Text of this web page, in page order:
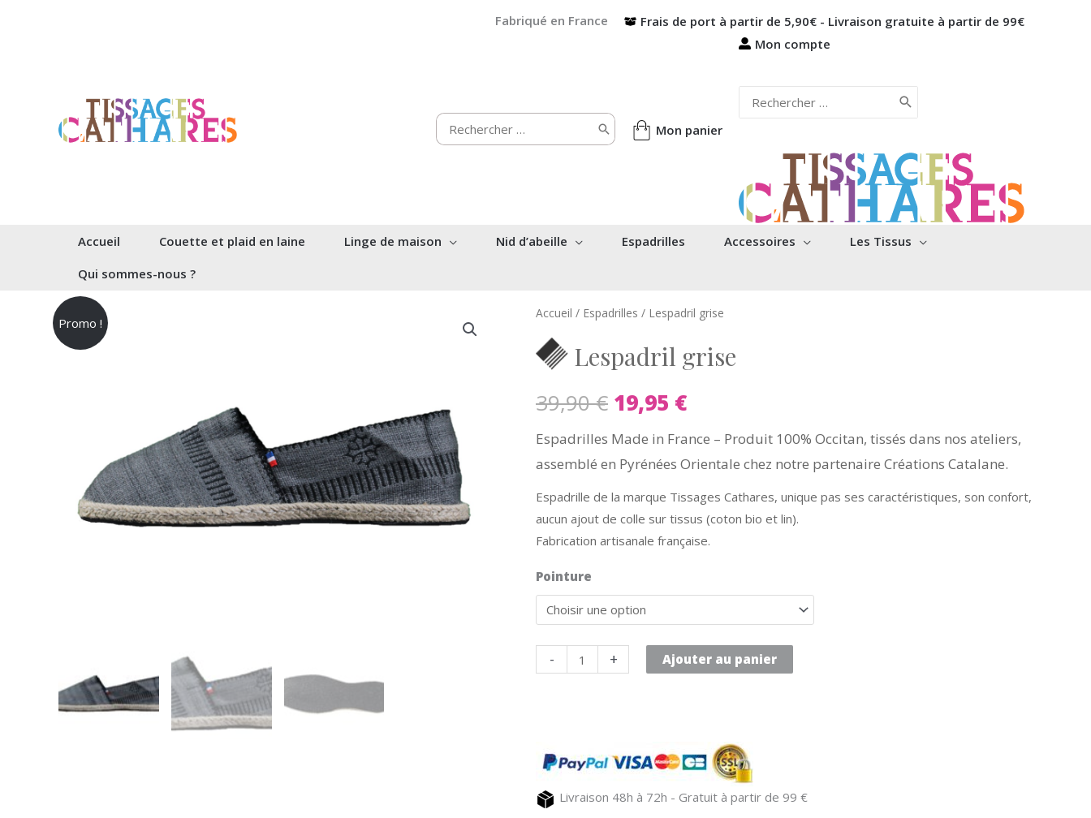
Fabriqué en France Frais de port à partir de 5,90€ - Livraison gratuite à partir de 99€
Rechercher:
Mon panier
Mon compte
Accueil Couette et plaid en laine Linge de maison Nid d’abeille Espadrilles Accessoires
Les Tissus
Qui sommes-nous ?
Promo !
Accueil / Espadrilles / Lespadril grise
Lespadril grise
39,90€ 19,95 €
Espadrilles Made in France – Produit 100% Occitan, tissés dans nos ateliers,
assemblé en Pyrénées Orientale chez notre partenaire Créations Catalane.
Espadrille de la marque Tissages Cathares, unique pas ses caractéristiques, son confort,
aucun ajout de colle sur tissus (coton bio et lin).
Fabrication artisanale française.
Pointure
-
quantité
de
+ Ajouter au panier
Livraison 48h à 72h - Gratuit à partir de 99 €